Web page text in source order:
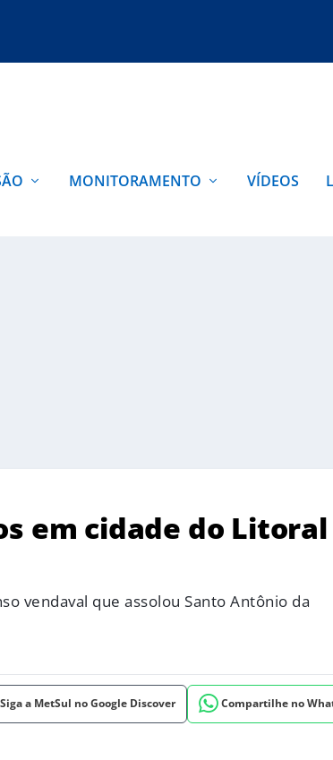
MONITORAMENTO VÍDEOS
em cidade do Litoral
vendaval que assolou Santo Antônio da
Siga a MetSul no Google Discover Compartilhe no